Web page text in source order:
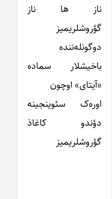
ناز ها ناز
گؤروشلریمیز
دوگونله‌ننده
باخیشلار سماده
«آیتای» اوچون
اوره‌ک سئوینجینه
دؤندو کاغاذ
گؤروشلریمیز